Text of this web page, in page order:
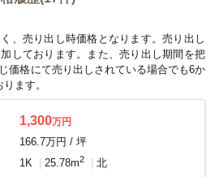
、売り出し時価格となります。売り出し
しております。また、売り出し期間を把
価格にて売り出しされている場合でも6か
ます。
1,300万円
166.7万円 / 坪
1K
25.78m2 北